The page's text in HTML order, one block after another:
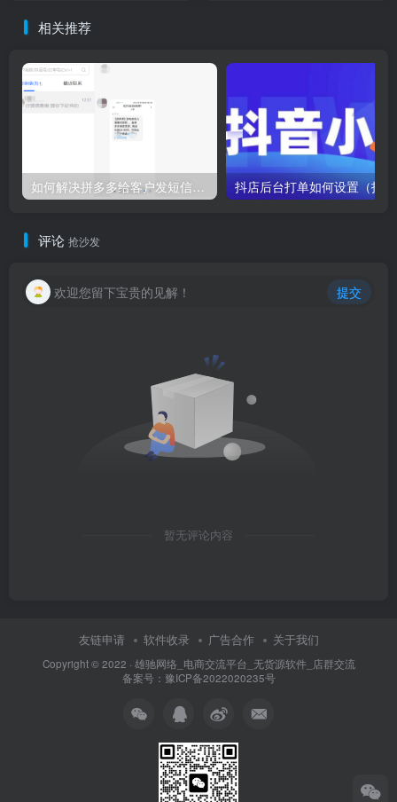
相关推荐
如何解决拼多多给客户发短信问题？
评论 抢沙发
欢迎您留下宝贵的见解！ 提交
暂无评论内容
友链申请 软件收录 广告合作 关于我们
Copyright © 2022 · 雄驰网络_电商交流平台_无货源软件_店群交流
备案号： 豫ICP备2022020235号